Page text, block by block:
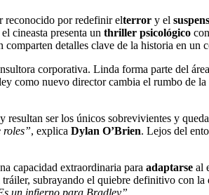
reconocido por redefinir elterror y el
cineasta presenta un thriller psicológico
comparten detalles clave de la historia en un
corporativa. Linda forma parte del
como nuevo director cambia el rumbo de la
ser los únicos sobrevivientes y
roles”, explica Dylan O’Brien. Lejos del
capacidad extraordinaria para adaptarse al
subrayando el quiebre definitivo con